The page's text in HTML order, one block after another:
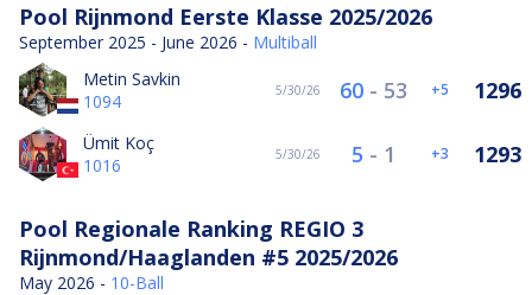
Pool Rijnmond Eerste Klasse 2025/2026
September 2025 - June 2026 - Multiball
Metin Savkin
1094
5/30/26 60 - 53 5 1296
Ümit Koç
1016
5/30/26 5 - 1 3 1293
Pool Regionale Ranking REGIO 3
Rijnmond/Haaglanden #5 2025/2026
May 2026 - 10-Ball